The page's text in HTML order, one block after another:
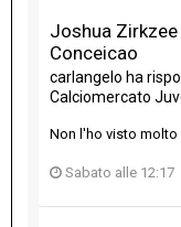
Joshua
Conceicao
carlangelo ha
Calciomercato
Non l'ho visto molto
Sabato alle 12:17